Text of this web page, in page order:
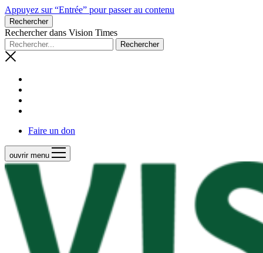
Appuyez sur “Entrée” pour passer au contenu
Rechercher
Rechercher dans Vision Times
Faire un don
ouvrir menu